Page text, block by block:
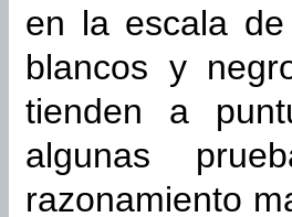
en la escala
blancos y
tienden a
algunas
razonamiento